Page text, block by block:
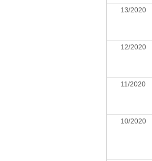
13/2020
12/2020
11/2020
10/2020